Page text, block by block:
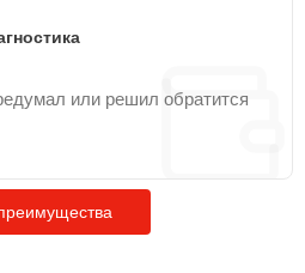
или решил обратится